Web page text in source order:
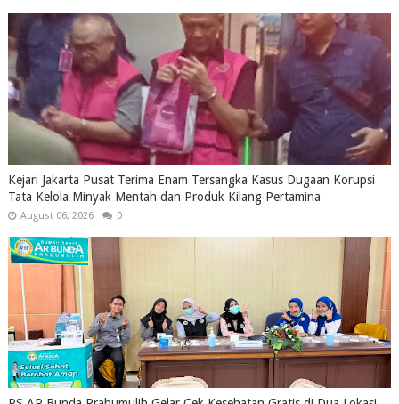
Kejari Jakarta Pusat Terima Enam Tersangka Kasus Dugaan Korupsi
Tata Kelola Minyak Mentah dan Produk Kilang Pertamina
August 06, 2026 0